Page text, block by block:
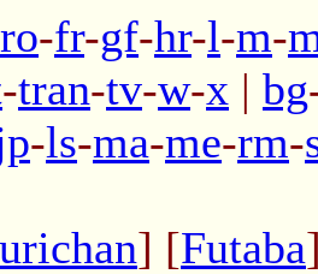
-fr-gf-hr-l-m-
-tran-tv-w-x | bg
-ls-ma-me-rm-
] [Futaba